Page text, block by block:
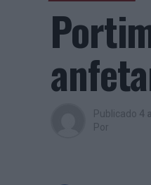
Publicado 4
Por